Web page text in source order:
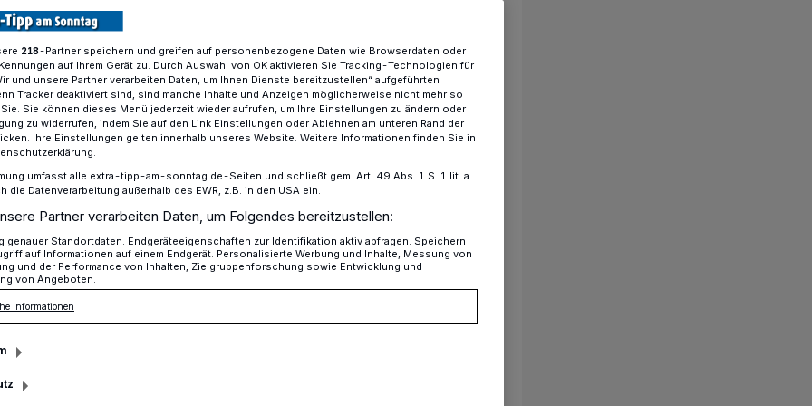
feiern mit Conny I Schaps
mit Conny I.
die erste Schützenkönigin das
das mit viel Frauenpower.
218-Partner speichern und greifen auf personenbezogene Daten wie Browserdaten oder
auf Ihrem Gerät zu. Durch Auswahl von OK aktivieren Sie Tracking-Technologien für
und unsere Partner verarbeiten Daten, um Ihnen Dienste bereitzustellen“ aufgeführten
Tracker deaktiviert sind, sind manche Inhalte und Anzeigen möglicherweise nicht mehr so
Sie können dieses Menü jederzeit wieder aufrufen, um Ihre Einstellungen zu ändern oder
zu widerrufen, indem Sie auf den Link Einstellungen oder Ablehnen am unteren Rand der
Ihre Einstellungen gelten innerhalb unseres Website. Weitere Informationen finden Sie in
umfasst alle extra-tipp-am-sonntag.de-Seiten und schließt gem. Art. 49 Abs. 1 S. 1 lit. a
die Datenverarbeitung außerhalb des EWR, z.B. in den USA ein.
Partner verarbeiten Daten, um Folgendes bereitzustellen:
genauer Standortdaten. Endgeräteeigenschaften zur Identifikation aktiv abfragen. Speichern
auf Informationen auf einem Endgerät. Personalisierte Werbung und Inhalte, Messung von
und der Performance von Inhalten, Zielgruppenforschung sowie Entwicklung und
von Angeboten.
Informationen